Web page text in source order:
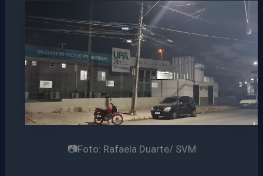
📷Foto: Rafaela Duarte/ SVM